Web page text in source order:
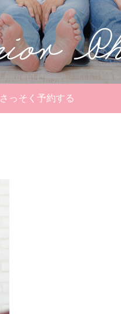
さっそく予約する